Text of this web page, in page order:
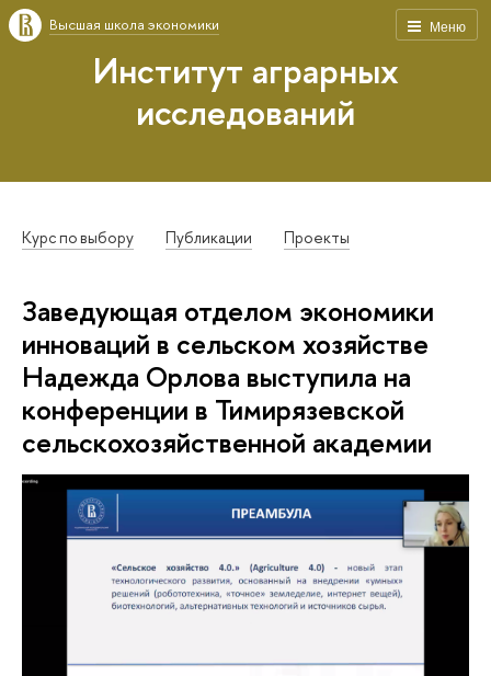
Меню
Высшая школа экономики
Институт аграрных
исследований
Курс по выбору Публикации Проекты
Заведующая отделом экономики
инноваций в сельском хозяйстве
Надежда Орлова выступила на
конференции в Тимирязевской
сельскохозяйственной академии